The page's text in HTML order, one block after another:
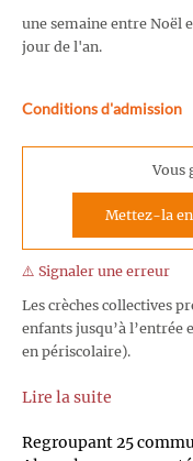
une semaine entre Noël
jour de l'an.
Conditions d'admission
Vous
Mettez-la
⚠️ Signaler une erreur
Les crèches collectives
enfants jusqu’à l’entrée
en périscolaire).
Lire la suite
Regroupant 25